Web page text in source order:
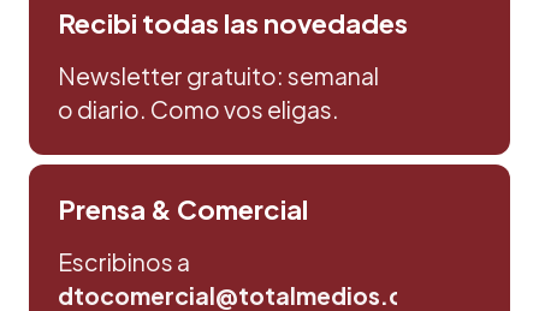
Recibi todas las novedades
Newsletter gratuito: semanal
o diario. Como vos eligas.
Prensa & Comercial
Escribinos a
dtocomercial@totalmedios.com